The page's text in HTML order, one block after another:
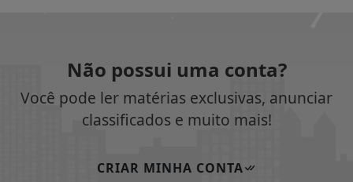
Não possui uma conta?
Você pode ler matérias exclusivas, anunciar
classificados e muito mais!
CRIAR MINHA CONTA